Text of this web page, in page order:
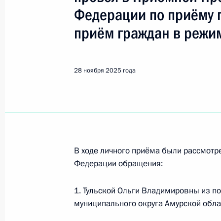
О ходе исполнения поручения,
Игорем Левитиным в Приёмной
О ходе исполнения поручения,
конференц-связи жительницы
в Приёмной Президента
11 февраля 2021 года
Федерации по приёму
приём граждан в
28 ноября 2025 года
В ходе личного приёма были
Федерации обращения:
1. Тульской Ольги Владимировны из
муниципального округа Амурской